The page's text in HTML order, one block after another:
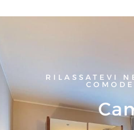
RILASSATEVI